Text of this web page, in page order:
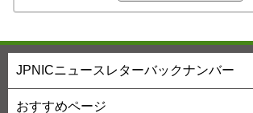
JPNICニュースレターバックナンバー
おすすめページ